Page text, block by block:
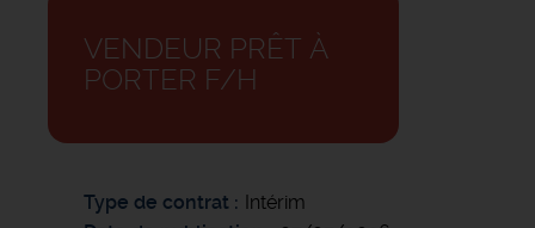
VENDEUR PRÊT À
PORTER F/H
Type de contrat
Intérim